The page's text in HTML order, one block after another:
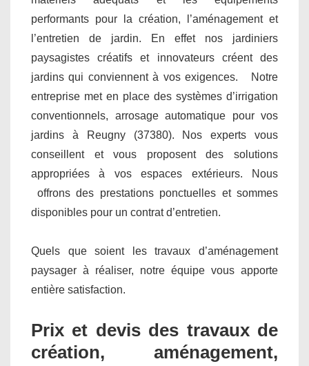
performants pour la création, l’aménagement et
l’entretien de jardin. En effet nos jardiniers
paysagistes créatifs et innovateurs créent des
jardins qui conviennent à vos exigences. Notre
entreprise met en place des systèmes d’irrigation
conventionnels, arrosage automatique pour vos
jardins à Reugny (37380). Nos experts vous
conseillent et vous proposent des solutions
appropriées à vos espaces extérieurs. Nous
offrons des prestations ponctuelles et sommes
disponibles pour un contrat d’entretien.
Quels que soient les travaux d’aménagement
paysager à réaliser, notre équipe vous apporte
entière satisfaction.
Prix et devis des travaux de
création, aménagement,